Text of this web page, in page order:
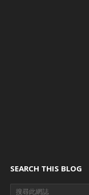
SEARCH THIS BLOG